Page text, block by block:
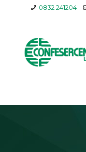
0832 241204